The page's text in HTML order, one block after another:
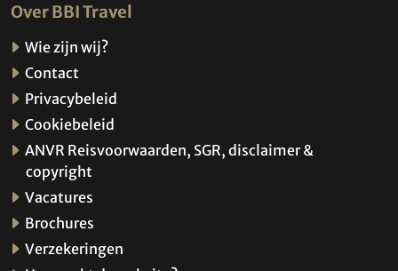
Over BBI Travel
Wie zijn wij?
Contact
Privacybeleid
Cookiebeleid
ANVR Reisvoorwaarden, SGR, disclaimer &
copyright
Vacatures
Brochures
Verzekeringen